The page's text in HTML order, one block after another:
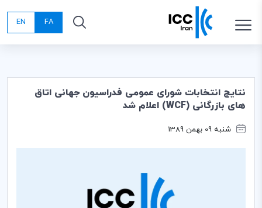
FA
EN
نتایج انتخابات شورای عمومی فدراسیون جهانی اتاق
های بازرگانی (WCF) اعلام شد
شنبه 09 بهمن 1389